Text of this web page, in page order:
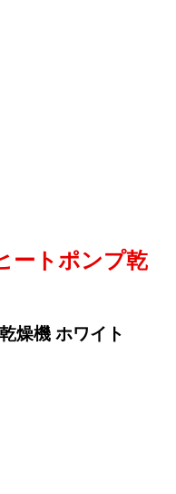
ートポンプ乾
燥機 ホワイト